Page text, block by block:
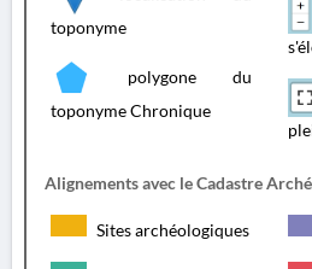
toponyme
polygone du
toponyme Chronique
Alignements avec le Cadastre
Sites archéologiques